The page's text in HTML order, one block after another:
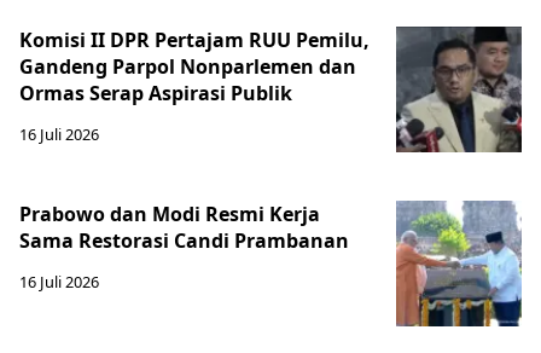
Komisi II DPR Pertajam RUU Pemilu,
Gandeng Parpol Nonparlemen dan
Ormas Serap Aspirasi Publik
16 Juli 2026
Prabowo dan Modi Resmi Kerja
Sama Restorasi Candi Prambanan
16 Juli 2026